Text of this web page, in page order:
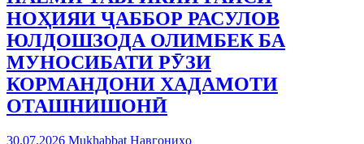
НОҲИЯИ ҶАББОР РАСУЛОВ
ЮЛДОШЗОДА ОЛИМБЕК БА
МУНОСИБАТИ РӮЗИ
КОРМАНДОНИ ХАДАМОТИ
ОТАШНИШОНӢ
30.07.2026 Mukhabbat Навгониҳо